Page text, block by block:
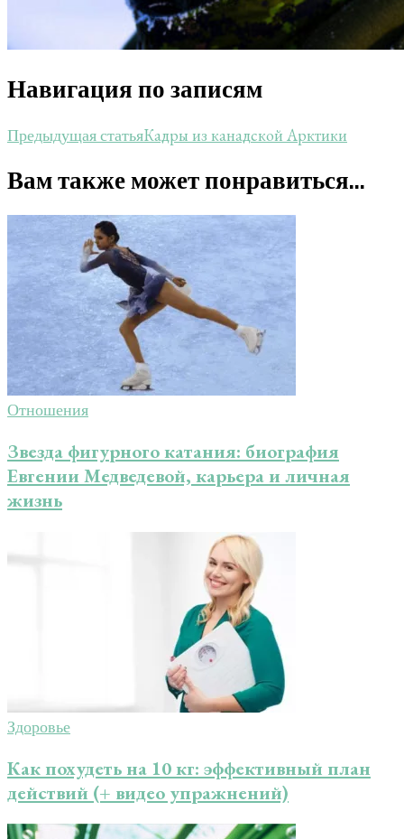
Навигация по записям
Предыдущая статьяКадры из канадской Арктики
Вам также может понравиться...
Отношения
Звезда фигурного катания: биография
Евгении Медведевой, карьера и личная
жизнь
Здоровье
Как похудеть на 10 кг: эффективный план
действий (+ видео упражнений)